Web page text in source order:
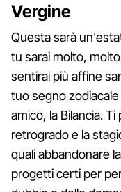
Vergine
Questa sarà
tu sarai molto,
sentirai più affine
tuo segno
amico, la Bilancia.
retrogrado e la
quali abbandonare
progetti certi per